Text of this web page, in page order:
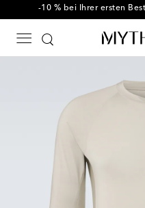
-10 % bei Ihrer ersten